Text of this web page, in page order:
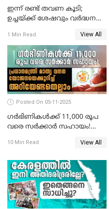
ഇന്ന് രണ്ട് തവണ കൂടി;
ഉച്ചയ്ക്ക് ശേഷവും വർദ്ധനവ്;
സ്വർണവിലയിൽ കുതിപ്പ്
1 Min Read View All
Posted On 05-11-2025
ഗർഭിണികൾക്ക് 11,000 രൂപ
വരെ സർക്കാർ സഹായം!
യോജനയെക്കുറിച്ച്
10 Min Read View All